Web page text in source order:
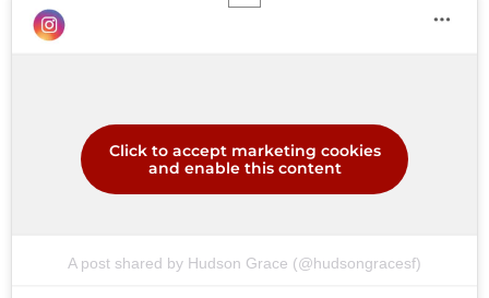
A post shared by Hudson Grace (@hudsongracesf)
Click to accept marketing cookies
and enable this content